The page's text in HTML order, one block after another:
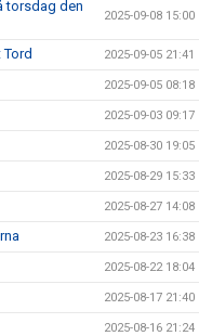
torsdag den
2025-09-08 15:00
2025-09-05 21:41
2025-09-05 08:18
2025-09-03 09:17
2025-08-30 19:05
2025-08-29 15:33
2025-08-27 14:08
2025-08-23 16:38
2025-08-22 18:04
2025-08-17 21:40
2025-08-16 21:24